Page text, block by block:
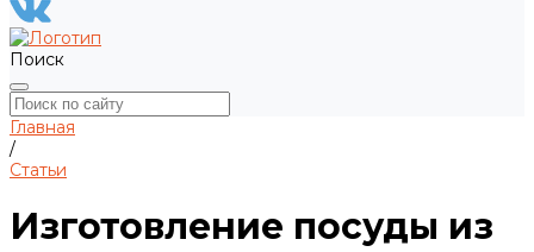
Поиск
Главная
/
Статьи
Изготовление посуды из